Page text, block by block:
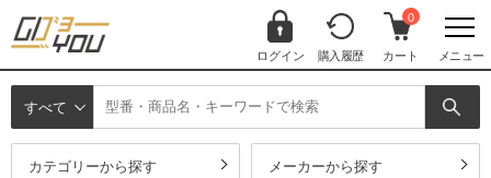
ログイン 購入履歴
0
カート メニュー
すべて
カテゴリーから探す メーカーから探す